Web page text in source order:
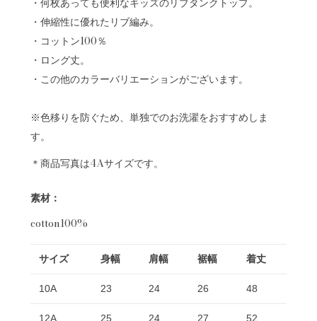
・伸縮性に優れたリブ編み。
・コットン100％
・ロング丈。
・この他のカラーバリエーションがございます。
※色移りを防ぐため、単独でのお洗濯をおすすめしま
す。
＊商品写真は4Aサイズです。
素材：
cotton100%
サイズ 身幅 肩幅 裾幅 着丈
10A 23 24 26 48
12A 25 24 27 52